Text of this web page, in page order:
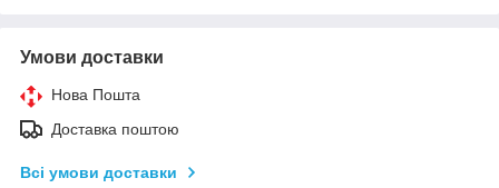
Умови доставки
Нова Пошта
Доставка поштою
Всі умови доставки